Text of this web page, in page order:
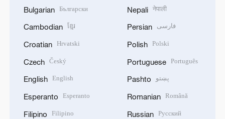
Bulgarian Български
Cambodian ខ្មែរ
Croatian Hrvatski
Czech Český
English English
Esperanto Esperanto
Filipino Filipino
Nepali नेपाली
Persian فارسی
Polish Polski
Portuguese Português
Pashto پښتو
Romanian Română
Russian Русский